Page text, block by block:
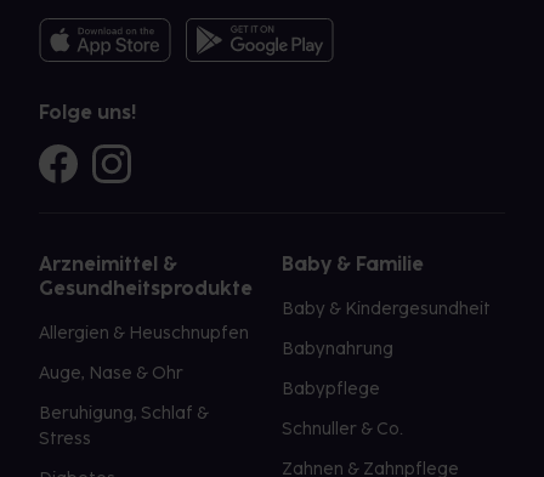
Folge uns!
Arzneimittel &
Gesundheitsprodukte
Allergien & Heuschnupfen
Auge, Nase & Ohr
Beruhigung, Schlaf &
Stress
Baby & Familie
Baby & Kindergesundheit
Babynahrung
Babypflege
Schnuller & Co.
Zahnen & Zahnpflege